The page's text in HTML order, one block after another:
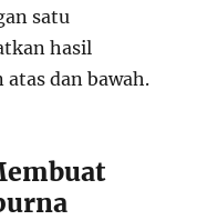
satu
hasil
dan bawah.